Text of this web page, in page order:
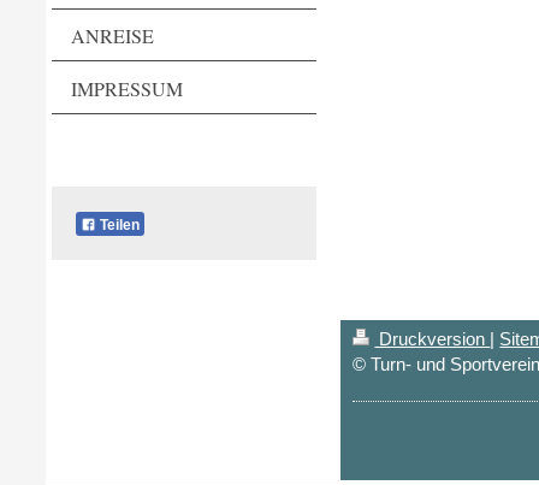
ANREISE
IMPRESSUM
Teilen
Druckversion |
© Turn- und